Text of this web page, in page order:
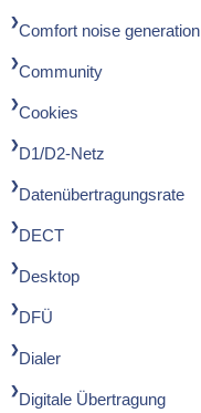
Comfort noise generation
Community
Cookies
D1/D2-Netz
Datenübertragungsrate
DECT
Desktop
DFÜ
Dialer
Digitale Übertragung